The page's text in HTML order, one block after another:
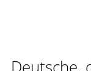
Deutsche,